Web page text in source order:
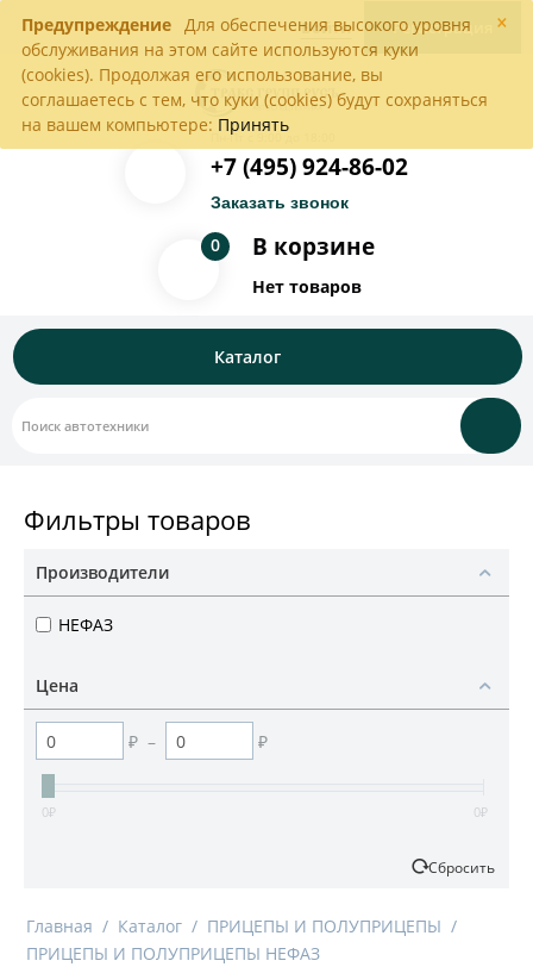
×
Предупреждение Для обеспечения высокого уровня
обслуживания на этом сайте используются куки
(cookies). Продолжая его использование, вы
соглашаетесь с тем, что куки (cookies) будут сохраняться
на вашем компьютере: Принять
Войти Регистрация
Пн-Пт с 9:00 до 18:00
+7 (495) 924-86-02
Заказать звонок
В корзине
0
Нет товаров
Каталог
Фильтры товаров
Производители
НЕФАЗ
Цена
₽ – ₽
0₽ 0₽
Сбросить
Главная / Каталог / ПРИЦЕПЫ И ПОЛУПРИЦЕПЫ /
ПРИЦЕПЫ И ПОЛУПРИЦЕПЫ НЕФАЗ